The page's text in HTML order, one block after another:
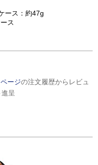
ース：約47g
ス
ージの注文履歴からレビュ
進呈